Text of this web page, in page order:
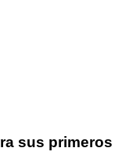
sus primeros